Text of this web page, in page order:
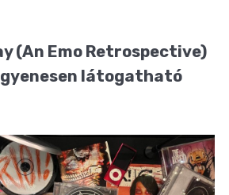
(An Emo Retrospective)
látogatható